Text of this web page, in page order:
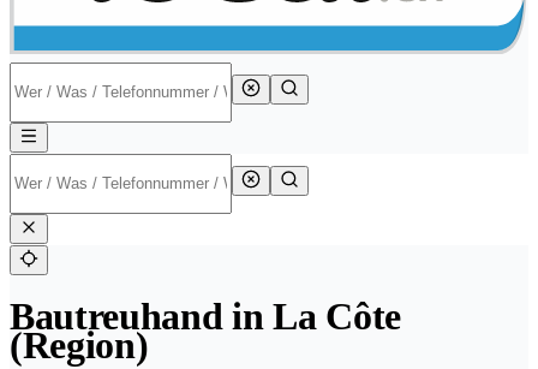
Bautreuhand in La Côte
(Region)